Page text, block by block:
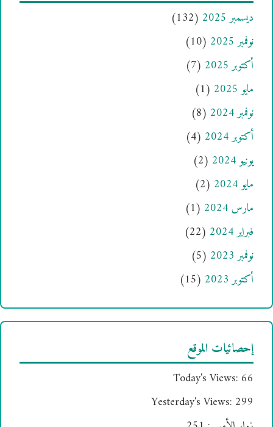
ديسمبر 2025
(132)
نوفمبر 2025
(10)
أكتوبر 2025
(7)
مايو 2025
(1)
نوفمبر 2024
(8)
أكتوبر 2024
(4)
يونيو 2024
(2)
مايو 2024
(2)
مارس 2024
(1)
فبراير 2024
(22)
نوفمبر 2023
(5)
أكتوبر 2023
(15)
إحصائيات الموقع
Today's Views: 66
Yesterday's Views: 299